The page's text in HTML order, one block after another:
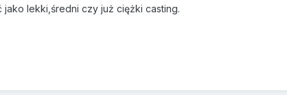
jako lekki,średni czy już ciężki casting.